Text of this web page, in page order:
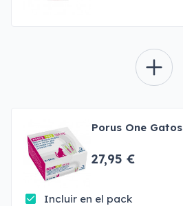
Porus One Gatos
27,95 €
Incluir en el pack